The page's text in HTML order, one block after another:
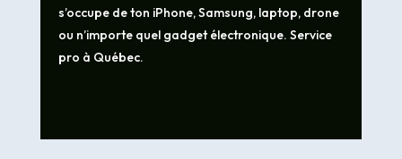
s’occupe de ton iPhone, Samsung, laptop, drone
ou n’importe quel gadget électronique. Service
pro à Québec.